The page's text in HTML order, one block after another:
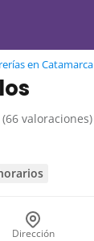
en Catamarca
(66 valoraciones)
Dirección